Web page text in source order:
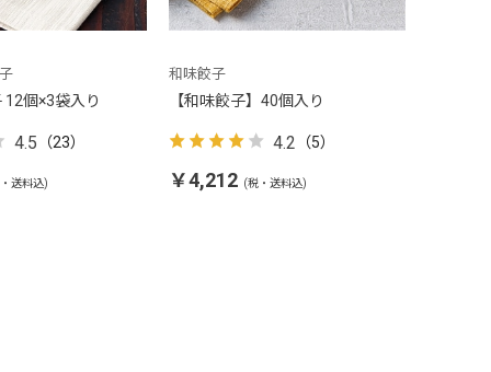
個×3袋入り
4.5 （23）
送料込)
和味餃子
【和味餃子】40個入り
4.2 （5）
￥4,212 (税・送料込)